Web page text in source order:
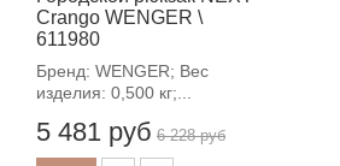
Crango WENGER \
611980
Бренд: WENGER; Вес
изделия: 0,500 кг;...
5 481 руб 6 228 руб